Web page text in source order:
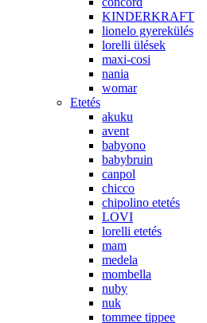
KINDERKRAFT
lionelo gyerekülés
lorelli ülések
maxi-cosi
nania
womar
Etetés
akuku
avent
babyono
babybruin
canpol
chicco
chipolino etetés
LOVI
lorelli etetés
mam
medela
mombella
nuby
nuk
tommee tippee